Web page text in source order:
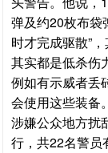
弹及约20枚布袋
时才完成驱散”
其实都是低杀伤
例如有示威者丢
会使用这些装备
涉嫌公众地方扰
行，共22名警员